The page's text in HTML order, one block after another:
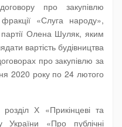
про закупівлю
«Слуга народу»,
Олена Шуляк, яким
вартість будівництва
про закупівлю за
2020 року по 24 лютого
Х «Прикінцеві та
України «Про публічні